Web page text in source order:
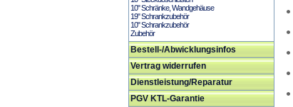
10" Schränke, Wandgehäuse
19" Schrankzubehör
10" Schrankzubehör
Zubehör
Bestell-/Abwicklungsinfos
Vertrag widerrufen
Dienstleistung/Reparatur
PGV KTL-Garantie